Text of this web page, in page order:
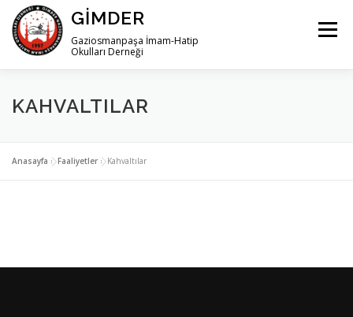
İçeriğe
geç
GIMDER
Gaziosmanpaşa İmam-Hatip
Okulları Derneği
Menü
ANA SAYFA HAKKIMIZDA
İLETIŞIM
KAHVALTILAR
Anasayfa »Faaliyetler »Kahvaltılar